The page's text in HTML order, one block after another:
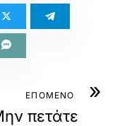
»
ΕΠΟΜΕΝΟ
πετάτε